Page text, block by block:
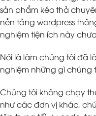
sản phẩm kéo thả
nền tảng wordpress
nghiệm tiện ích này
Nói là làm chúng tôi đã
nghiệm những gì chúng
Chúng tôi không chạy
như các đơn vị khác,